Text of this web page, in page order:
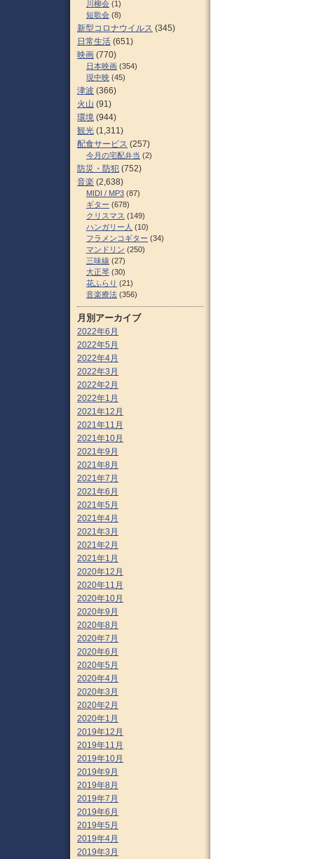
川柳会 (1)
短歌会 (8)
新型コロナウイルス (345)
日常生活 (651)
映画 (770)
日本映画 (354)
現中映 (45)
津波 (366)
火山 (91)
環境 (944)
観光 (1,311)
配食サービス (257)
今月の宅配弁当 (2)
防災・防犯 (752)
音楽 (2,638)
MIDI / MP3 (87)
ギター (678)
クリスマス (149)
ハンガリー人 (10)
フラメンコギター (34)
マンドリン (250)
三味線 (27)
大正琴 (30)
花ふらり (21)
音楽療法 (356)
月別アーカイブ
2022年6月
2022年5月
2022年4月
2022年3月
2022年2月
2022年1月
2021年12月
2021年11月
2021年10月
2021年9月
2021年8月
2021年7月
2021年6月
2021年5月
2021年4月
2021年3月
2021年2月
2021年1月
2020年12月
2020年11月
2020年10月
2020年9月
2020年8月
2020年7月
2020年6月
2020年5月
2020年4月
2020年3月
2020年2月
2020年1月
2019年12月
2019年11月
2019年10月
2019年9月
2019年8月
2019年7月
2019年6月
2019年5月
2019年4月
2019年3月